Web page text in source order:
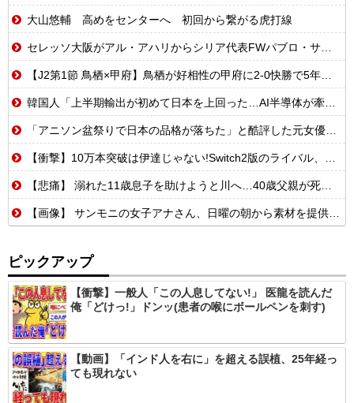
大山悠輔 高めをセンターへ 初回から繋がる虎打線
セレッソ大阪がアル・アハリからシリア代表FWパブロ・サバックを獲得へ 2025年のKリーグ得点王
【J2第1節 鳥栖×甲府】鳥栖が好相性の甲府に2-0快勝で5年ぶり開幕白星！田中雄大は古巣に恩返しPK弾
韓国人「上半期輸出が初めて日本を上回った…AI半導体が牽引で今年も4位狙える」
「アニソン盆祭りで日本の品格が落ちた」と酷評した元女優、「あんたが品格を語るのかよ！」と総ツッコミを食らってしまい……
【衝撃】10万本突破は伊達じゃない!Switch2版のライバル、まさかのSwitch版だったw
【悲痛】 溺れた11歳息子を助けようと川へ…40歳父親が死亡 息子は母親が救助 愛知
【画像】 サンモニの女子アナさん、日曜の朝から素材を提供してしまう
ピックアップ
【衝撃】一般人「この人息してない!」 医龍を読んだ
俺「どけっ!」ドンッ(患者の喉にボールペンを刺す)
【動画】「インド人を右に」を超える誤植、25年経っ
ても現れない